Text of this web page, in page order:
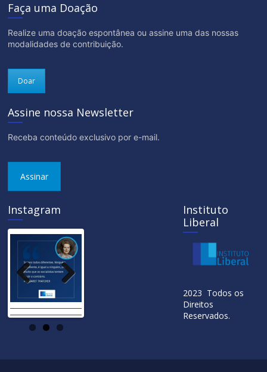
Faça uma Doação
Realize uma doação espontânea ou assine uma das nossas
modalidades de contribuição.
Doar
Assine nossa Newsletter
Receba conteúdo exclusivo por e-mail.
Assinar
Instagram
ous
Instituto
Liberal
2023 Todos os
Direitos
Reservados.